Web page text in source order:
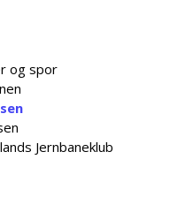
og spor
Jernbaneklub